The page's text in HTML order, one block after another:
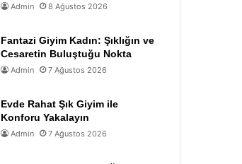
Admin 8 Ağustos 2026
Fantazi Giyim Kadın: Şıklığın ve
Cesaretin Buluştuğu Nokta
Admin 7 Ağustos 2026
Evde Rahat Şık Giyim ile
Konforu Yakalayın
Admin 7 Ağustos 2026